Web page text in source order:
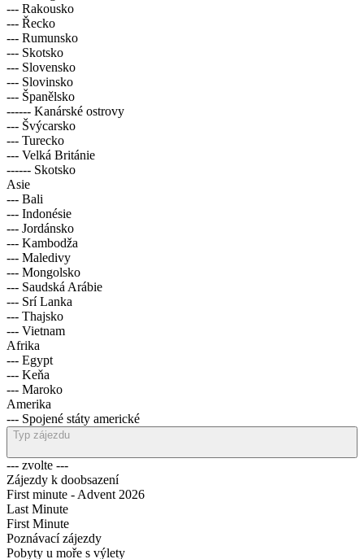
--- Rakousko
--- Řecko
--- Rumunsko
--- Skotsko
--- Slovensko
--- Slovinsko
--- Španělsko
------ Kanárské ostrovy
--- Švýcarsko
--- Turecko
--- Velká Británie
------ Skotsko
Asie
--- Bali
--- Indonésie
--- Jordánsko
--- Kambodža
--- Maledivy
--- Mongolsko
--- Saudská Arábie
--- Srí Lanka
--- Thajsko
--- Vietnam
Afrika
--- Egypt
--- Keňa
--- Maroko
Amerika
--- Spojené státy americké
Typ zájezdu
--- zvolte ---
Zájezdy k doobsazení
First minute - Advent 2026
Last Minute
First Minute
Poznávací zájezdy
Pobyty u moře s výlety